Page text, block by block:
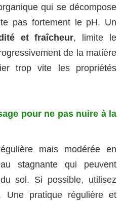
qui se décompose
pas fortement le pH. Un
et fraîcheur, limite le
de la matière
trop vite les propriétés
pour ne pas nuire à la
mais modérée en
stagnante qui peuvent
sol. Si possible, utilisez
Une pratique régulière et